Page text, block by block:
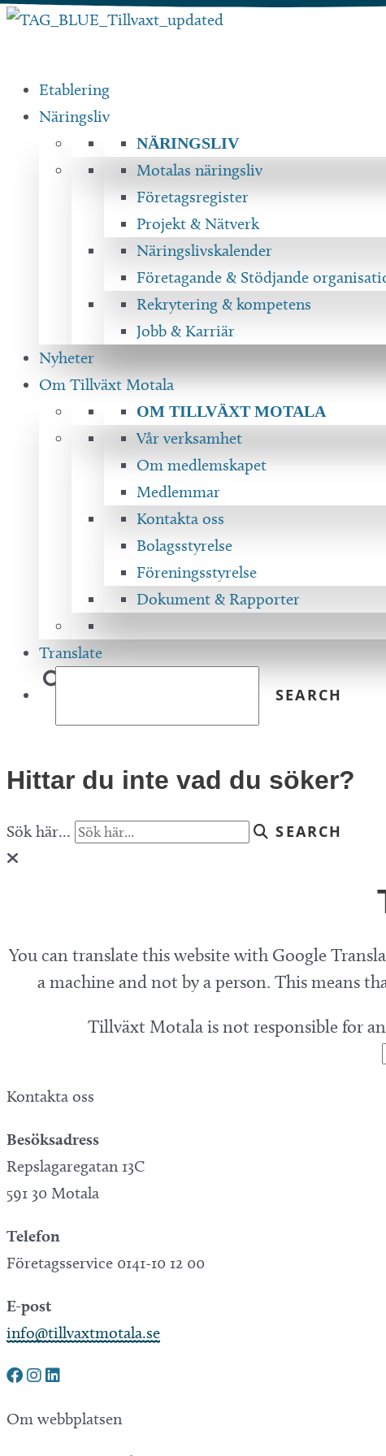
Hoppa
Etablering
Näringsliv
NÄRINGSLIV
Motalas näringsliv
Företagsregister
Projekt & Nätverk
Näringslivskalender
Företagande & Stödjande
Rekrytering & kompetens
Jobb & Karriär
Nyheter
Om Tillväxt Motala
OM TILLVÄXT MOTALA
Vår verksamhet
Om medlemskapet
Medlemmar
Kontakta oss
Bolagsstyrelse
Föreningsstyrelse
Dokument & Rapporter
Translate
Hittar du inte vad du söker?
Sök här... SEARCH
You can translate this website with Google
a machine and not by a person. This means
Tillväxt Motala is not responsible for
Kontakta oss
Besöksadress
Repslagaregatan 13C
591 30 Motala
Telefon
Företagsservice 0141-10 12 00
E-post
info@tillvaxtmotala.se
Om webbplatsen